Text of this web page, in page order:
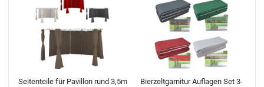
Seitenteile für Pavillon rund 3,5m
Bierzeltgarnitur Auflagen Set 3-